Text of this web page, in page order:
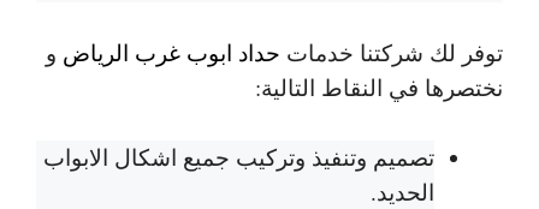
توفر لك شركتنا خدمات حداد ابوب غرب الرياض و
نختصرها في النقاط التالية:
تصميم وتنفيذ وتركيب جميع اشكال الابواب
الحديد.